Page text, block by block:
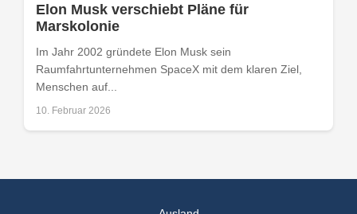
Elon Musk verschiebt Pläne für
Marskolonie
Im Jahr 2002 gründete Elon Musk sein
Raumfahrtunternehmen SpaceX mit dem klaren Ziel,
Menschen auf...
10. Februar 2026